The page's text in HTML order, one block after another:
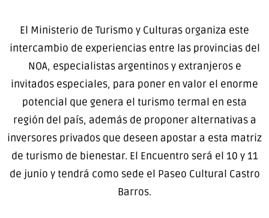
El Ministerio de Turismo y Culturas organiza este
intercambio de experiencias entre las provincias del
NOA, especialistas argentinos y extranjeros e
invitados especiales, para poner en valor el enorme
potencial que genera el turismo termal en esta
región del país, además de proponer alternativas a
inversores privados que deseen apostar a esta matriz
de turismo de bienestar. El Encuentro será el 10 y 11
de junio y tendrá como sede el Paseo Cultural Castro
Barros.